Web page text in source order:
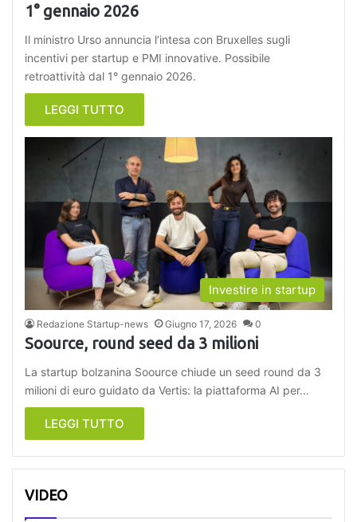
1° gennaio 2026
Il ministro Urso annuncia l’intesa con Bruxelles sugli
incentivi per startup e PMI innovative. Possibile
retroattività dal 1° gennaio 2026.
LEGGI TUTTO
Investire in startup
Redazione Startup-news Giugno 17, 2026 0
Soource, round seed da 3 milioni
La startup bolzanina Soource chiude un seed round da 3
milioni di euro guidato da Vertis: la piattaforma AI per…
LEGGI TUTTO
VIDEO